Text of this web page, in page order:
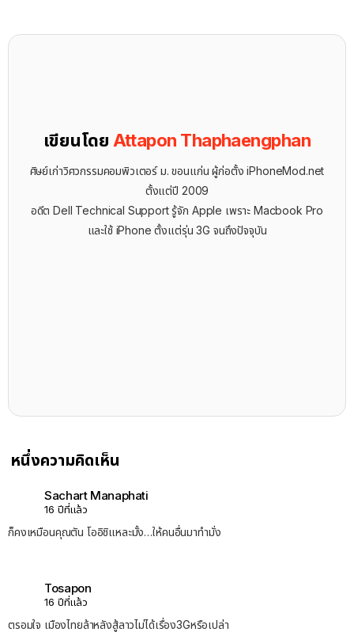
เขียนโดย Attapon Thaphaengphan
ศิษย์เก่าวิศวกรรมคอมพิวเตอร์ ม. ขอนแก่น ผู้ก่อตั้ง iPhoneMod.net
ตั้งแต่ปี 2009
อดีต Dell Technical Support รู้จัก ​Apple เพราะ Macbook Pro
และใช้ iPhone ตั้งแต่รุ่น 3G จนถึงปัจจุบัน
หนึ่งความคิดเห็น
Sachart Manaphati
16 ปีที่แล้ว
ก็คงเหมือนคุณตัน โออิชิแหละมั้ง…ให้คนอื่นมาทำมั่ง
Tosapon
16 ปีที่แล้ว
ตรอมใจ เมืองไทยล้าหลังสู้ลาวไม่ได้เรื่อง3Gหรือเปล่า